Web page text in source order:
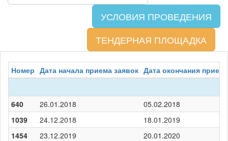
УСЛОВИЯ ПРОВЕДЕНИЯ
ТЕНДЕРНАЯ ПЛОЩАДКА
Номер Дата начала приема заявок Дата окончания
640 26.01.2018
05.02.2018
1039
24.12.2018
18.01.2019
1454
23.12.2019
20.01.2020